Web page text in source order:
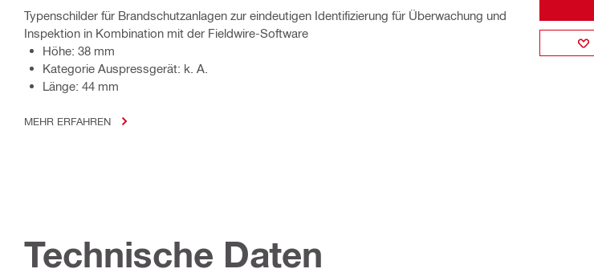
Typenschilder für Brandschutzanlagen zur eindeutigen Identifizierung für Überwachung und
Inspektion in Kombination mit der Fieldwire-Software
Höhe: 38 mm
Kategorie Auspressgerät: k. A.
Länge: 44 mm
MEHR ERFAHREN
Technische Daten